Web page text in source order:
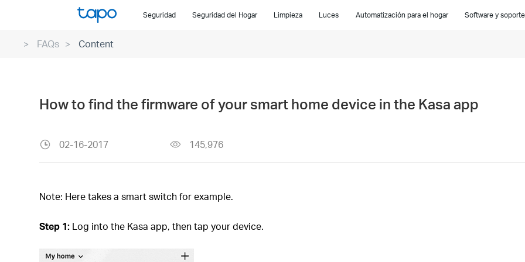
Seguridad Seguridad del Hogar Limpieza Luces Automatización para el hogar Software y soporte
FAQs Content
How to find the firmware of your smart home device in the Kasa app
02-16-2017 145,976
Note: Here takes a smart switch for example.
Step 1: Log into the Kasa app, then tap your device.